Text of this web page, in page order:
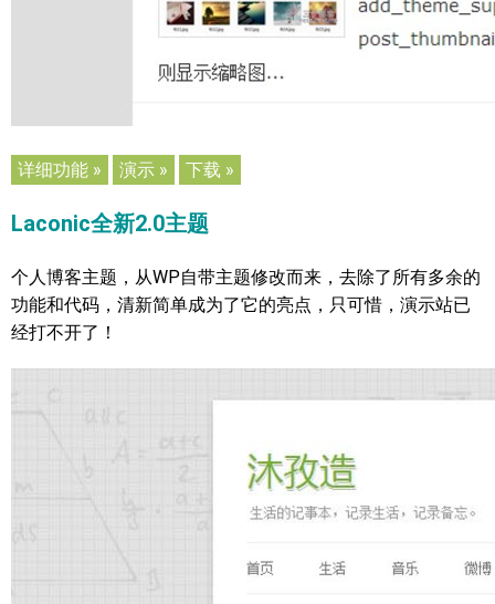
详细功能 » 演示 » 下载 »
Laconic全新2.0主题
个人博客主题，从WP自带主题修改而来，去除了所有多余的
功能和代码，清新简单成为了它的亮点，只可惜，演示站已
经打不开了！